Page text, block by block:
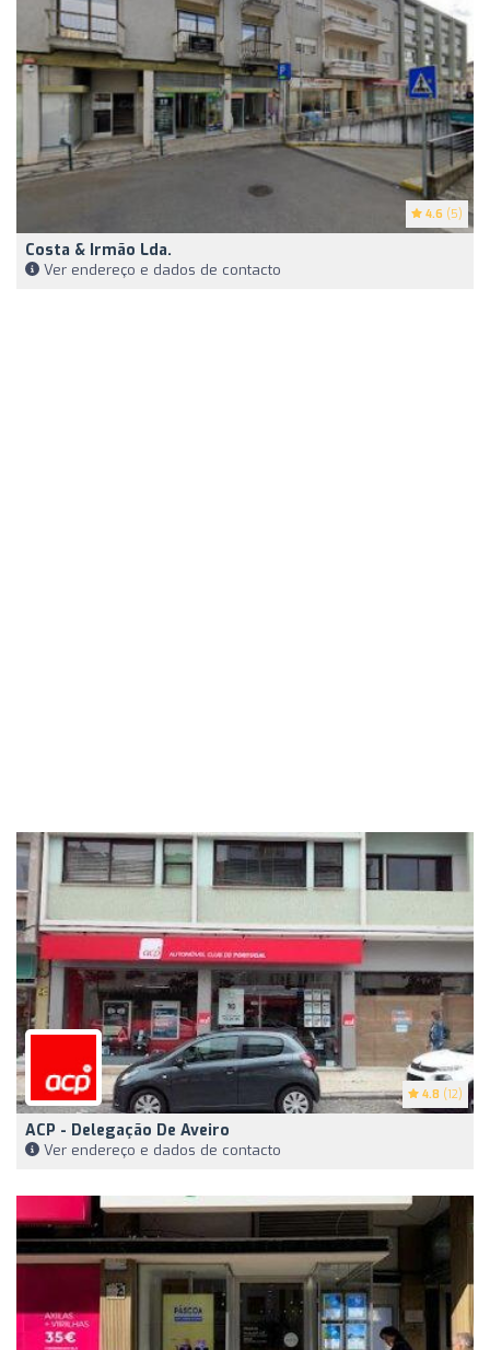
4.6 (5)
Costa & Irmão Lda.
Ver endereço e dados de contacto
4.8 (12)
ACP - Delegação De Aveiro
Ver endereço e dados de contacto